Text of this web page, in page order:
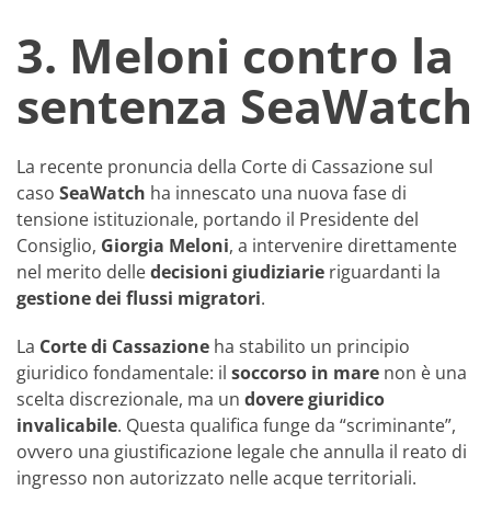
3. Meloni contro la
sentenza SeaWatch
La recente pronuncia della Corte di Cassazione sul
caso SeaWatch ha innescato una nuova fase di
tensione istituzionale, portando il Presidente del
Consiglio, Giorgia Meloni, a intervenire direttamente
nel merito delledecisioni giudiziarie riguardanti la
gestione dei flussi migratori.
La Corte di Cassazione ha stabilito un principio
giuridico fondamentale: il soccorso in mare non è una
scelta discrezionale, ma un dovere giuridico
invalicabile. Questa qualifica funge da “scriminante”,
ovvero una giustificazione legale che annulla il reato di
ingresso non autorizzato nelle acque territoriali.